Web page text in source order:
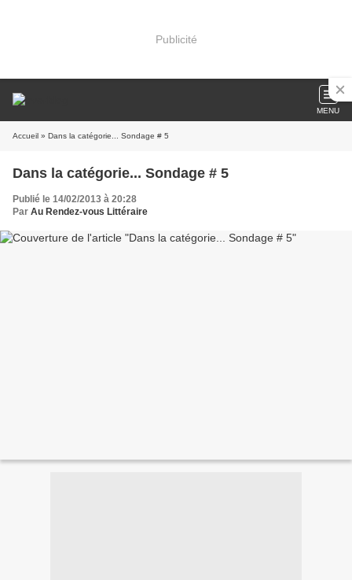
Publicité
MENU
Accueil » Dans la catégorie... Sondage # 5
Dans la catégorie... Sondage # 5
Publié le 14/02/2013 à 20:28
Par Au Rendez-vous Littéraire